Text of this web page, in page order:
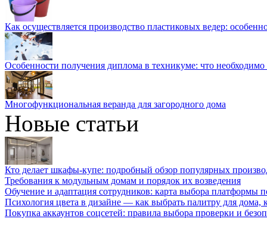
Как осуществляется производство пластиковых ведер:
Особенности получения диплома в техникуме: что необходимо
Многофункциональная веранда для загородного дома
Новые статьи
Кто делает шкафы-купе: подробный обзор популярных
Требования к модульным домам и порядок их возведения
Обучение и адаптация сотрудников: карта выбора платформы
Психология цвета в дизайне — как выбрать палитру для дома,
Покупка аккаунтов соцсетей: правила выбора проверки и